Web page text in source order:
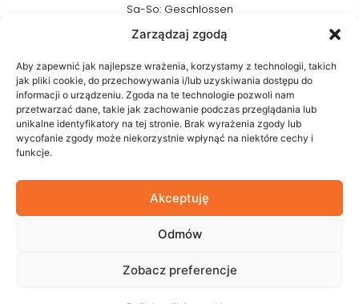
Zarządzaj zgodą
Aby zapewnić jak najlepsze wrażenia, korzystamy z technologii, takich
jak pliki cookie, do przechowywania i/lub uzyskiwania dostępu do
informacji o urządzeniu. Zgoda na te technologie pozwoli nam
przetwarzać dane, takie jak zachowanie podczas przeglądania lub
unikalne identyfikatory na tej stronie. Brak wyrażenia zgody lub
wycofanie zgody może niekorzystnie wpłynąć na niektóre cechy i
funkcje.
Akceptuję
Odmów
Zobacz preferencje
FURNIKA ist eine Marke aus der Beleuchtungsbranche, die sich
auf moderne LED-Lösungen für Möbel spezialisiert. Wir
entwickeln Produkte, die die Form des Möbels dezent
In unserem Portfolio finden Sie eigene Lösungen, die mit Blick
auf Ästhetik und Funktionalität entwickelt werden.
Sa-So: Geschlossen
Bleiben Sie mit uns in Kontakt
info@furnika.pl
+48 (77) 544 91 28